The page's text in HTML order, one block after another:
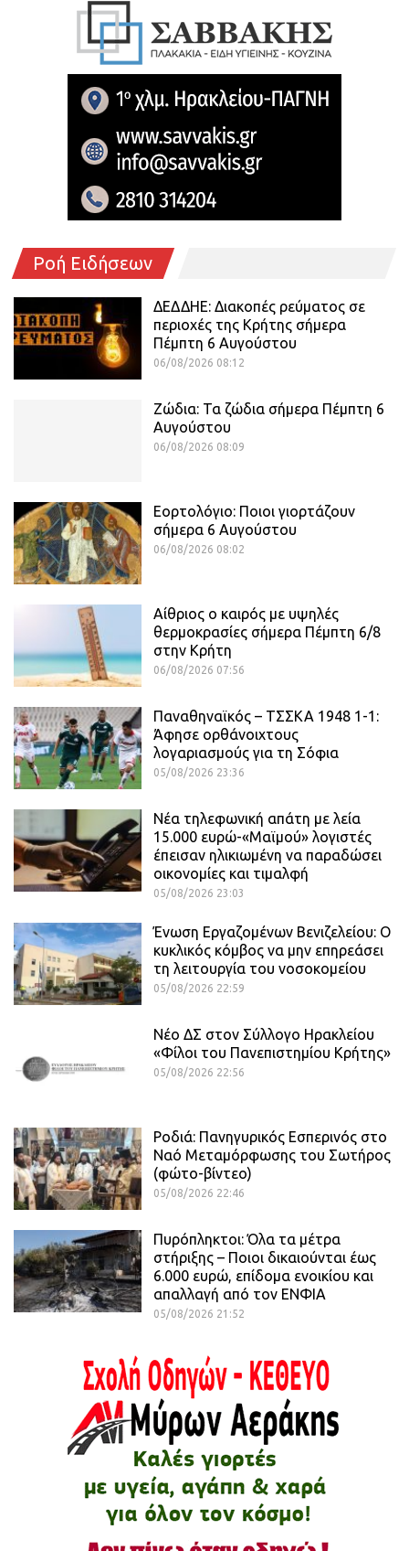
Ροή Ειδήσεων
ΔΕΔΔΗΕ: Διακοπές ρεύματος σε
περιοχές της Κρήτης σήμερα
Πέμπτη 6 Αυγούστου
06/08/2026 08:12
Ζώδια: Τα ζώδια σήμερα Πέμπτη 6
Αυγούστου
06/08/2026 08:09
Εορτολόγιο: Ποιοι γιορτάζουν
σήμερα 6 Αυγούστου
06/08/2026 08:02
Αίθριος o καιρός με υψηλές
θερμοκρασίες σήμερα Πέμπτη 6/8
στην Κρήτη
06/08/2026 07:56
Παναθηναϊκός – ΤΣΣΚΑ 1948 1-1:
Άφησε ορθάνοιχτους
λογαριασμούς για τη Σόφια
05/08/2026 23:36
Νέα τηλεφωνική απάτη με λεία
15.000 ευρώ-«Μαϊμού» λογιστές
έπεισαν ηλικιωμένη να παραδώσει
οικονομίες και τιμαλφή
05/08/2026 23:03
Ένωση Εργαζομένων Βενιζελείου: Ο
κυκλικός κόμβος να μην επηρεάσει
τη λειτουργία του νοσοκομείου
05/08/2026 22:59
Νέο ΔΣ στον Σύλλογο Ηρακλείου
«Φίλοι του Πανεπιστημίου Κρήτης»
05/08/2026 22:56
Ροδιά: Πανηγυρικός Εσπερινός στο
Ναό Μεταμόρφωσης του Σωτήρος
(φώτο-βίντεο)
05/08/2026 22:46
Πυρόπληκτοι: Όλα τα μέτρα
στήριξης – Ποιοι δικαιούνται έως
6.000 ευρώ, επίδομα ενοικίου και
απαλλαγή από τον ΕΝΦΙΑ
05/08/2026 21:52